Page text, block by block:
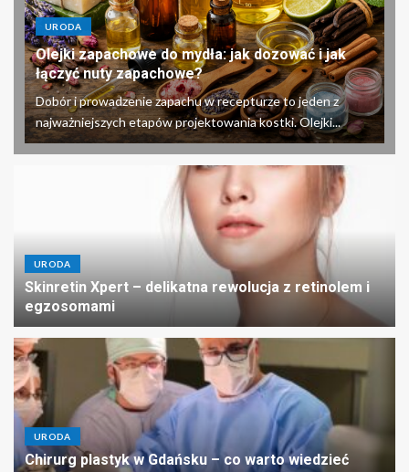
URODA
Olejki zapachowe do mydła: jak dozować i jak
łączyć nuty zapachowe?
Dobór i prowadzenie zapachu w recepturze to jeden z
najważniejszych etapów projektowania kostki. Olejki...
URODA
Skinretin Xpert – delikatna rewolucja z retinolem i
egzosomami
URODA
Chirurg plastyk w Gdańsku – co warto wiedzieć